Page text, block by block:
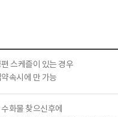
스케즐이 있는 경우
속시에 만 가능
화물 찾으신후에